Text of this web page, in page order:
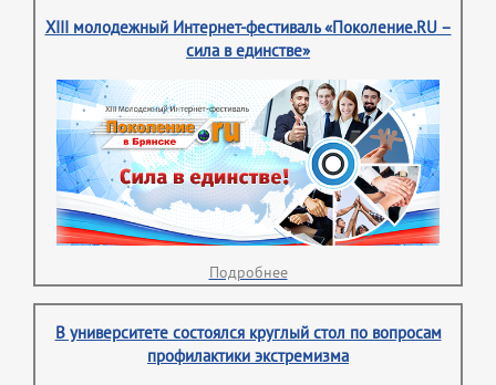
XIII молодежный Интернет-фестиваль «Поколение.RU –
сила в единстве»
Подробнее
В университете состоялся круглый стол по вопросам
профилактики экстремизма